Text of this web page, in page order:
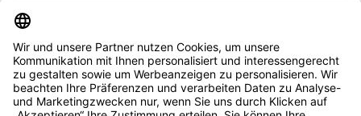
In vielen Größen verfügbar
Sneaker Blo cream
118,90 € 169,90 €ehem. UVP(30% gespart)